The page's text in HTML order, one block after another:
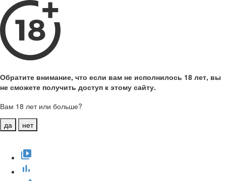
Обратите внимание, что если вам не исполнилось 18 лет, вы
не сможете получить доступ к этому сайту.
Вам 18 лет или больше?
да
нет